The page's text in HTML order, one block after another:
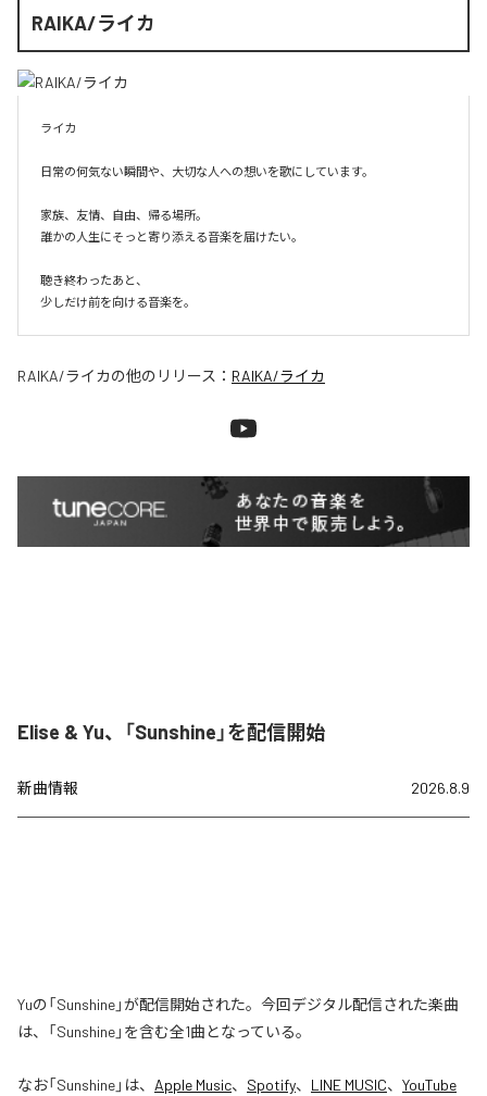
RAIKA/ライカ
ライカ
日常の何気ない瞬間や、大切な人への想いを歌にしています。
家族、友情、自由、帰る場所。
誰かの人生にそっと寄り添える音楽を届けたい。
聴き終わったあと、
少しだけ前を向ける音楽を。
RAIKA/ライカの他のリリース： RAIKA/ライカ
Elise & Yu、「Sunshine」を配信開始
新曲情報 2026.8.9
Yuの「Sunshine」が配信開始された。今回デジタル配信された楽曲
は、「Sunshine」を含む全1曲となっている。
なお「Sunshine」は、 Apple Music、 Spotify、 LINE MUSIC、 YouTube